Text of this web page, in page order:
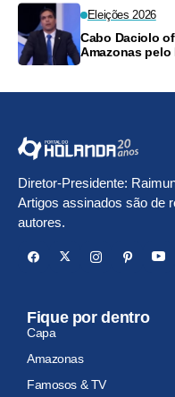
Eleições 2026
Cabo Daciolo
Amazonas pelo
Diretor-Presidente:
Artigos assinados são de
autores.
Fique por dentro
Capa
Amazonas
Famosos & TV